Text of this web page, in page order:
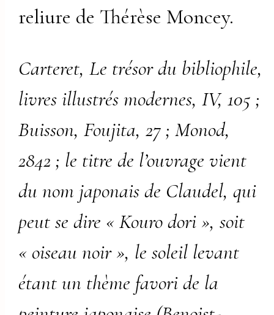
reliure de Thérèse Moncey.
Carteret, Le trésor du bibliophile,
livres illustrés modernes, IV, 105 ;
Buisson, Foujita, 27 ; Monod,
2842 ; le titre de l’ouvrage vient
du nom japonais de Claudel, qui
peut se dire « Kouro dori », soit
« oiseau noir », le soleil levant
étant un thème favori de la